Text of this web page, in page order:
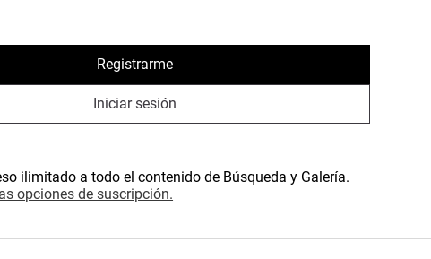
Registrarme
Iniciar sesión
ilimitado a todo el contenido de Búsqueda y Galería.
opciones de suscripción.